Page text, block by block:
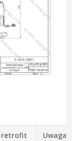
retrofit
Uwaga